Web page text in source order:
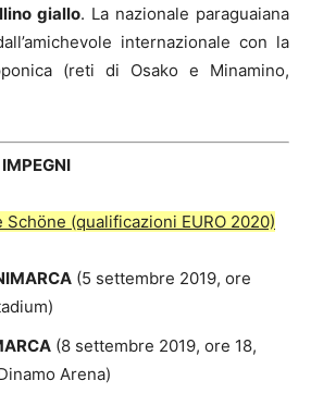
giallo. La nazionale paraguaiana
internazionale con la
(reti di Osako e Minamino,
Schöne (qualificazioni EURO 2020)
(5 settembre 2019, ore
(8 settembre 2019, ore 18,
Arena)